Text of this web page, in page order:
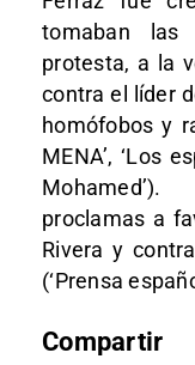
tomaban las
protesta, a la
contra el líder
homófobos y
MENA’, ‘Los
proclamas a
Rivera y
(‘Prensa
Compartir